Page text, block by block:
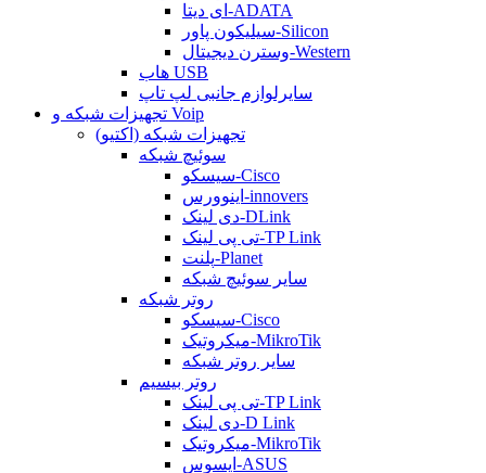
ای دیتا-ADATA
سیلیکون پاور-Silicon
وسترن دیجیتال-Western
هاب USB
سایرلوازم جانبی لپ تاپ
تجهیزات شبکه و Voip
تجهیزات شبکه (اکتیو)
سوئیچ شبکه
سیسکو-Cisco
اینوورس-innovers
دی لینک-DLink
تی پی لینک-TP Link
پلنت-Planet
سایر سوئیچ شبکه
روتر شبکه
سیسکو-Cisco
میکروتیک-MikroTik
سایر روتر شبکه
روتر بیسیم
تی پی لینک-TP Link
دی لینک-D Link
میکروتیک-MikroTik
ایسوس-ASUS